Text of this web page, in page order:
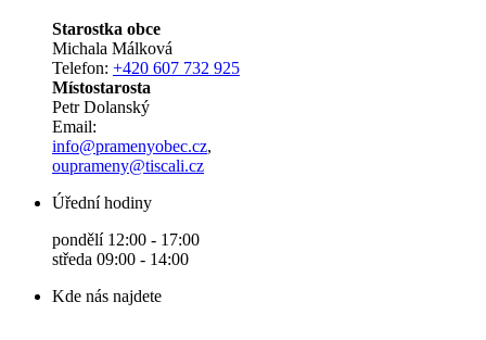
Starostka obce
Michala Málková
Telefon: +420 607 732 925
Místostarosta
Petr Dolanský
Email:
info@pramenyobec.cz,
ouprameny@tiscali.cz
Úřední hodiny
pondělí 12:00 - 17:00
středa 09:00 - 14:00
Kde nás najdete